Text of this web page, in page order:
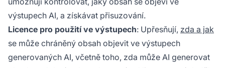
výstupech AI, a získávat přisuzování.
Licence pro použití ve výstupech: Upřesňují, zda a jak
se může chráněný obsah objevit ve výstupech
generovaných AI, včetně toho, zda může AI generovat